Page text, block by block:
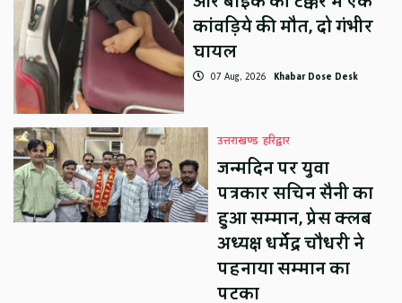
कांवड़िये की मौत, दो गंभीर
घायल
07 Aug, 2026 Khabar Dose Desk
उत्तराखण्ड हरिद्वार
जन्मदिन पर युवा
पत्रकार सचिन सैनी का
हुआ सम्मान, प्रेस क्लब
अध्यक्ष धर्मेंद्र चौधरी ने
पहनाया सम्मान का
पटका